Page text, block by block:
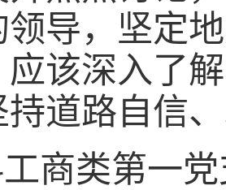
领导，坚定
应该深入了
持道路自信
商类第一